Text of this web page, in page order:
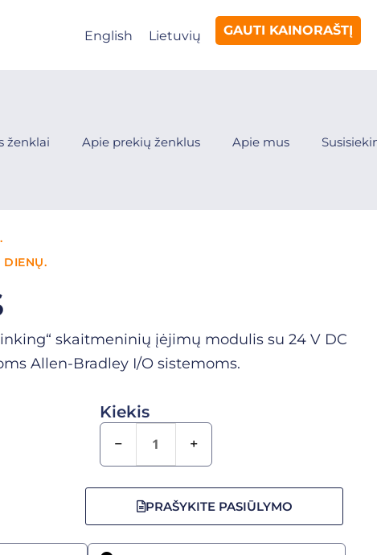
GAUTI KAINORAŠTĮ
English Lietuvių
ženklai Apie prekių ženklus Apie mus
DIENŲ.
skaitmeninių įėjimų modulis su 24 V DC
Allen-Bradley I/O sistemoms.
Kiekis
− +
PRAŠYKITE PASIŪLYMO